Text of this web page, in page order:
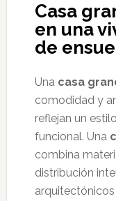
Casa
en una
de
Una casa
comodidad y
reflejan un
funcional. Una
combina
distribución